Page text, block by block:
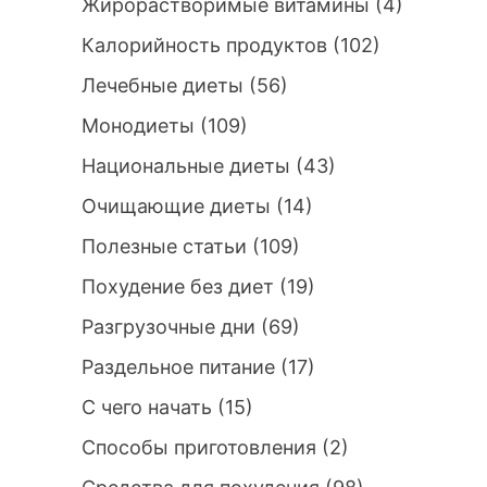
Жирорастворимые витамины (4)
Калорийность продуктов(102)
Лечебные диеты (56)
Монодиеты (109)
Национальные диеты (43)
Очищающие диеты (14)
Полезные статьи (109)
Похудение без диет (19)
Разгрузочные дни (69)
Раздельное питание(17)
С чего начать (15)
Способы приготовления (2)